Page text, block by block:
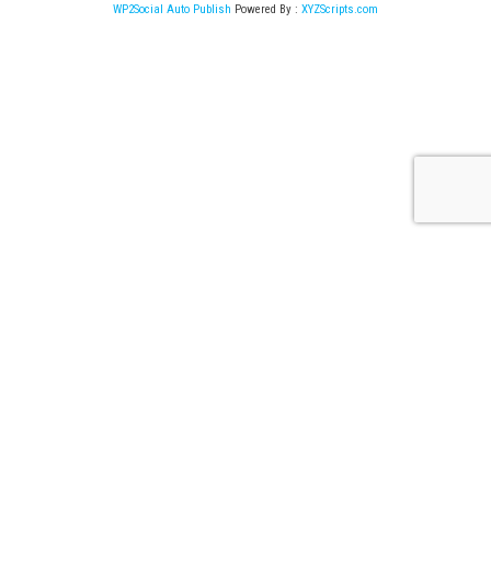
WP2Social Auto Publish Powered By : XYZScripts.com